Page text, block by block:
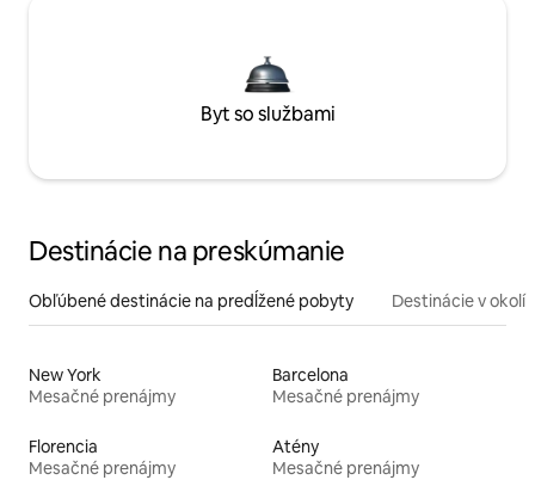
Byt so službami
Destinácie na preskúmanie
Obľúbené destinácie na predĺžené pobyty Destinácie v okolí
New York
Mesačné prenájmy
Barcelona
Mesačné prenájmy
Florencia
Mesačné prenájmy
Atény
Mesačné prenájmy